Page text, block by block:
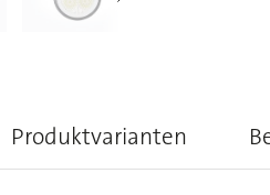
Produktvarianten